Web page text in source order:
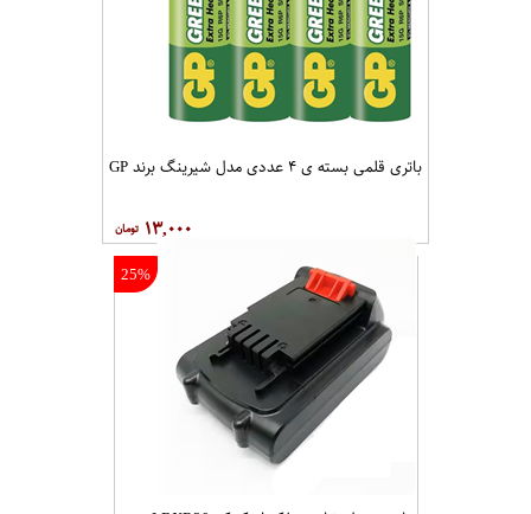
باتری قلمی بسته ی ۴ عددی مدل شیرینگ برند GP
۱۳,۰۰۰
25%